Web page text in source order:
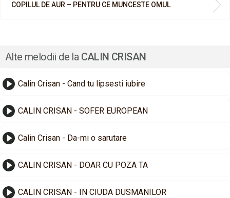
COPILUL DE AUR – PENTRU CE MUNCESTE OMUL
Alte melodii de la CALIN CRISAN
Calin Crisan - Cand tu lipsesti iubire
CALIN CRISAN - SOFER EUROPEAN
Calin Crisan - Da-mi o sarutare
CALIN CRISAN - DOAR CU POZA TA
CALIN CRISAN - IN CIUDA DUSMANILOR